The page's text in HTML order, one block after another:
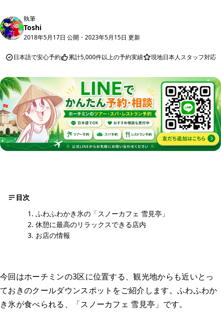
執筆
Toshi
2018年5月17日 公開 ・ 2023年5月15日 更新
日本語で安心予約 累計5,000件以上の予約実績 現地日本人スタッフ対応
目次
ふわふわかき氷の「スノーカフェ 雪見亭」
休憩に最高のリラックスできる店内
お店の情報
今回はホーチミンの3区に位置する、観光地からも近いとっ
ておきのクールダウンスポットをご紹介します。ふわふわか
き氷が食べられる、「スノーカフェ 雪見亭」です。